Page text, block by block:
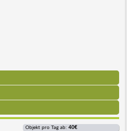
Objekt pro Tag ab: 40€